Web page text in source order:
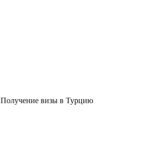
Получение визы в Турцию